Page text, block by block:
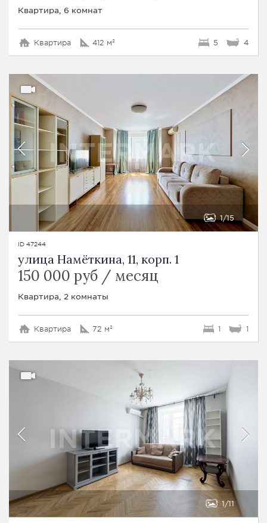
Квартира, 6 комнат
Квартира 412 м² 5 4
1 15
ID 47244
улица Намёткина, 11, корп. 1
150 000 руб / месяц
Квартира, 2 комнаты
Квартира 72 м² 1 1
1 11